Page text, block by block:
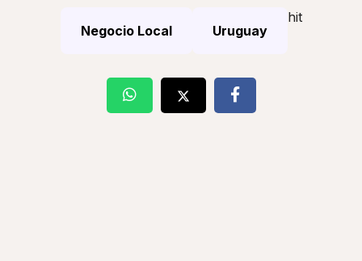
Negocio Local Uruguay
hit